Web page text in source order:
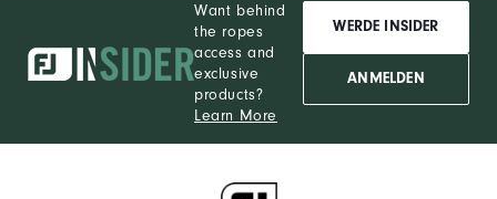
Want behind
the ropes
access and
exclusive
products?
Learn More
WERDE INSIDER
ANMELDEN